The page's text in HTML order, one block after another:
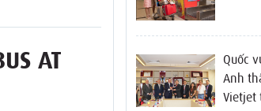
AT
Quốc
Anh
Vietjet